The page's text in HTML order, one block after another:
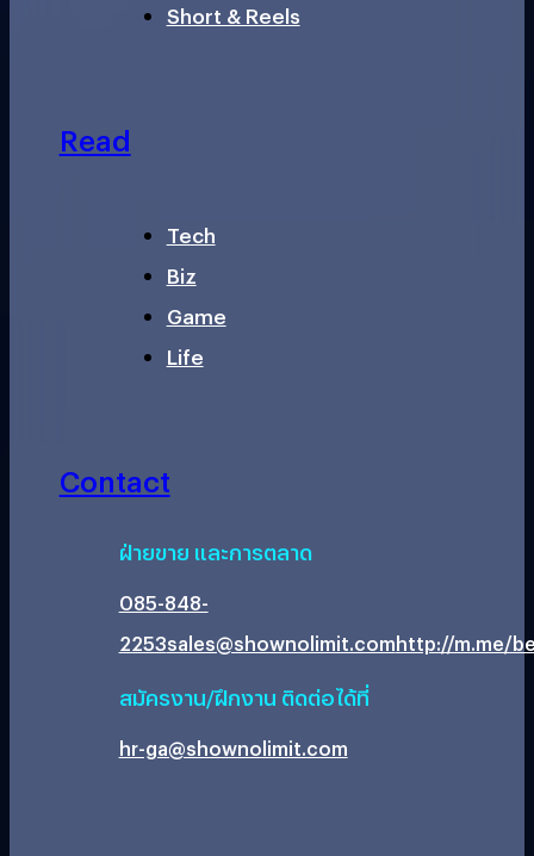
Short & Reels
Read
Tech
Biz
Game
Life
Contact
ฝ่ายขาย และการตลาด
085-848-
2253sales@shownolimit.comhttp://m.me/
สมัครงาน/ฝึกงาน ติดต่อได้ที่
hr-ga@shownolimit.com